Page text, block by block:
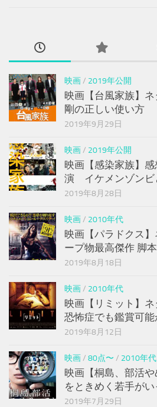
映画/ 2019年公開
映画【台風家族】
剛の正しい使い方
2019年9月29日
映画/ 2019年公開
映画【感染家族】
演 イケメンゾンビ
2019年8月28日
映画/ 2010年代
映画【パラドクス
ープ物最高傑作 脚
2019年8月18日
映画/ 2010年代
映画【リミット】
恐怖症でも鑑賞可能
2019年8月12日
映画/ 80点〜 / 2010年代
映画【桐島、部活
をときめく若手が
2019年7月29日